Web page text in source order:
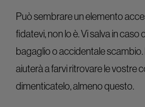
Può sembrare un elemento
fidatevi, non lo è. Vi salva in caso
bagaglio o accidentale scambio.
aiuterà a farvi ritrovare le vostre
dimenticatelo, almeno questo.